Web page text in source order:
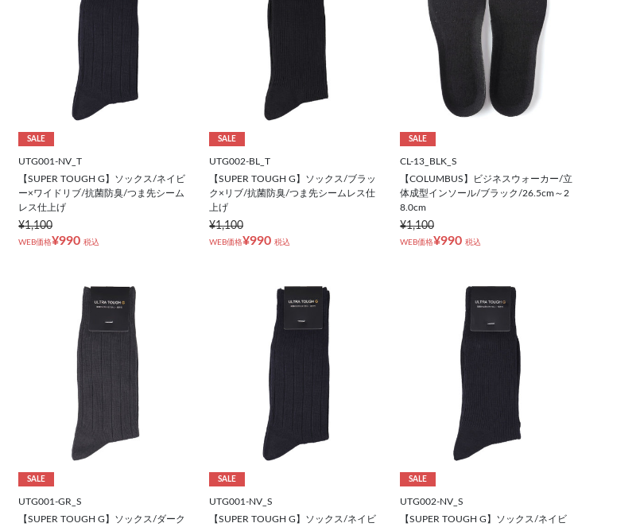
SALE
UTG001-NV_T
【SUPER TOUGH G】ソックス/ネイビ
ー×ワイドリブ/抗菌防臭/つま先シーム
レス仕上げ
¥1,100
WEB価格¥990 税込
SALE
UTG002-BL_T
【SUPER TOUGH G】ソックス/ブラッ
ク×リブ/抗菌防臭/つま先シームレス仕
上げ
¥1,100
WEB価格¥990 税込
SALE
CL-13_BLK_S
【COLUMBUS】ビジネスウォーカー/立
体成型インソール/ブラック/26.5cm～2
8.0cm
¥1,100
WEB価格¥990 税込
SALE
UTG001-GR_S
【SUPER TOUGH G】ソックス/ダーク
SALE
UTG001-NV_S
【SUPER TOUGH G】ソックス/ネイビ
SALE
UTG002-NV_S
【SUPER TOUGH G】ソックス/ネイビ